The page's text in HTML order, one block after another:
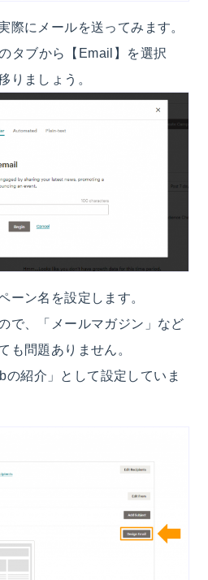
際にメールを送ってみます。
タブから【Email】を選択
りましょう。
ーン名を設定します。
で、「メールマガジン」など
も問題ありません。
の紹介」として設定していま